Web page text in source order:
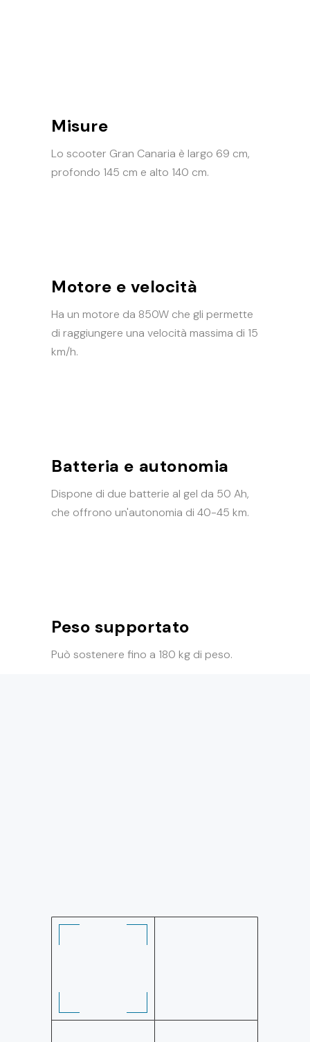
Misure
Lo scooter Gran Canaria è largo 69 cm,
profondo 145 cm e alto 140 cm.
Motore e velocità
Ha un motore da 850W che gli permette
di raggiungere una velocità massima di 15
km/h.
Batteria e autonomia
Dispone di due batterie al gel da 50 Ah,
che offrono un'autonomia di 40-45 km.
Peso supportato
Può sostenere fino a 180 kg di peso.